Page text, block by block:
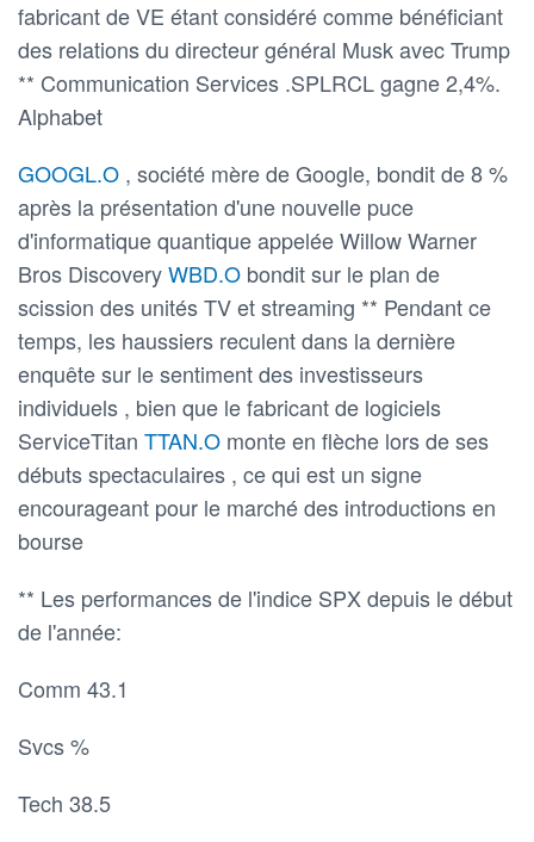
fabricant de VE étant considéré comme bénéficiant
des relations du directeur général Musk avec Trump
** Communication Services .SPLRCL gagne 2,4%.
Alphabet
GOOGL.O , société mère de Google, bondit de 8 %
après la présentation d'une nouvelle puce
d'informatique quantique appelée Willow Warner
Bros DiscoveryWBD.O bondit sur le plan de
scission des unités TV et streaming ** Pendant ce
temps, les haussiers reculent dans la dernière
enquête sur le sentiment des investisseurs
individuels , bien que le fabricant de logiciels
ServiceTitan TTAN.O monte en flèche lors de ses
débuts spectaculaires , ce qui est un signe
encourageant pour le marché des introductions en
bourse
** Les performances de l'indice SPX depuis le début
de l'année:
Comm 43.1
Svcs %
Tech 38.5